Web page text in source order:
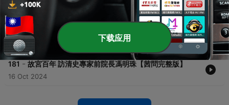
182 - 我失敗過很多次，跌倒九次，站起來十次，關鍵就是多
站起來那一次－專訪美國商務部助理部長董繼玲【茜問
完整版】
30 Oct 2024
181 - 故宮百年 訪清史專家前院長馮明珠【茜問完整版】
16 Oct 2024
下载应用